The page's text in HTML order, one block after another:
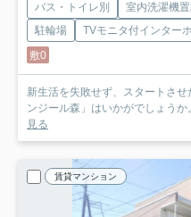
バス・トイレ別 室内洗濯機
駐輪場
TVモニタ付インター
敷0
新生活を失敗せず、スタートさ
ンジール森」はいかがでしょう
見る
賃貸マンション